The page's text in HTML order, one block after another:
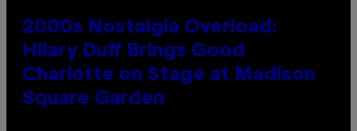
2000s Nostalgia Overload:
Hilary Duff Brings Good
Charlotte on Stage at Madison
Square Garden